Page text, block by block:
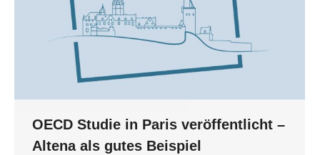
OECD Studie in Paris veröffentlicht –
Altena als gutes Beispiel